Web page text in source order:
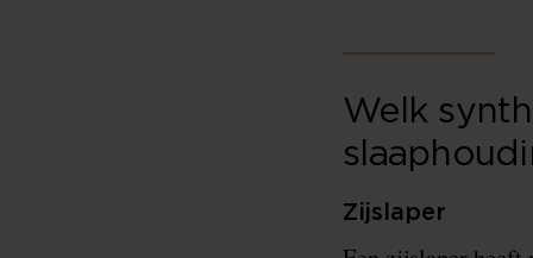
Welk
Zijslaper